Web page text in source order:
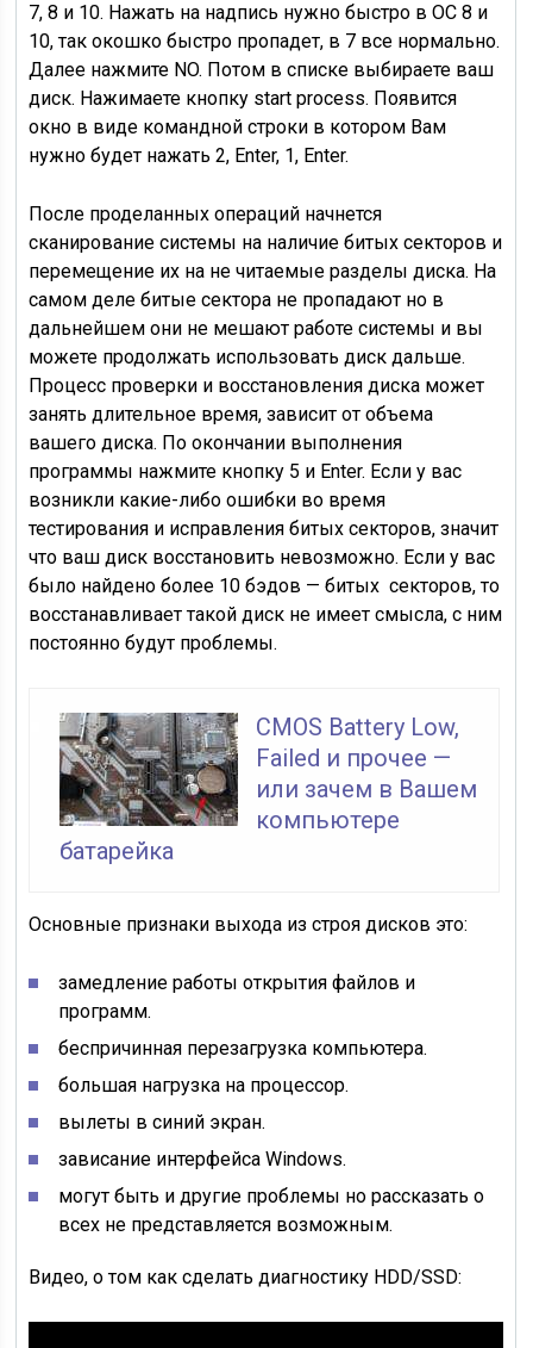
7, 8 и 10. Нажать на надпись нужно быстро в ОС 8 и
10, так окошко быстро пропадет, в 7 все нормально.
Далее нажмите NO. Потом в списке выбираете ваш
диск. Нажимаете кнопку start process. Появится
окно в виде командной строки в котором Вам
нужно будет нажать 2, Enter, 1, Enter.
После проделанных операций начнется
сканирование системы на наличие битых секторов и
перемещение их на не читаемые разделы диска. На
самом деле битые сектора не пропадают но в
дальнейшем они не мешают работе системы и вы
можете продолжать использовать диск дальше.
Процесс проверки и восстановления диска может
занять длительное время, зависит от объема
вашего диска. По окончании выполнения
программы нажмите кнопку 5 и Enter. Если у вас
возникли какие-либо ошибки во время
тестирования и исправления битых секторов, значит
что ваш диск восстановить невозможно. Если у вас
было найдено более 10 бэдов — битых секторов, то
восстанавливает такой диск не имеет смысла, с ним
постоянно будут проблемы.
CMOS Battery Low,
Failed и прочее —
или зачем в Вашем
компьютере
батарейка
Основные признаки выхода из строя дисков это:
замедление работы открытия файлов и
программ.
беспричинная перезагрузка компьютера.
большая нагрузка на процессор.
вылеты в синий экран.
зависание интерфейса Windows.
могут быть и другие проблемы но рассказать о
всех не представляется возможным.
Видео, о том как сделать диагностику HDD/SSD: